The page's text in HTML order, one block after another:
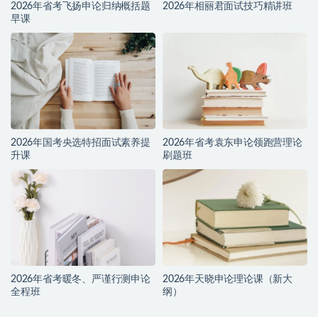
2026年省考飞扬申论归纳概括题
早课
2026年相丽君面试技巧精讲班
2026年国考央选特招面试素养提
升课
2026年省考袁东申论领跑营理论
刷题班
2026年省考暖冬、严谨行测申论
全程班
2026年天晓申论理论课（新大
纲）